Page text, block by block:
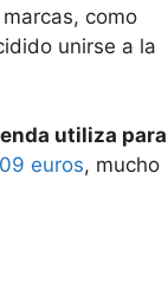
como
unirse a la
utiliza para
euros, mucho